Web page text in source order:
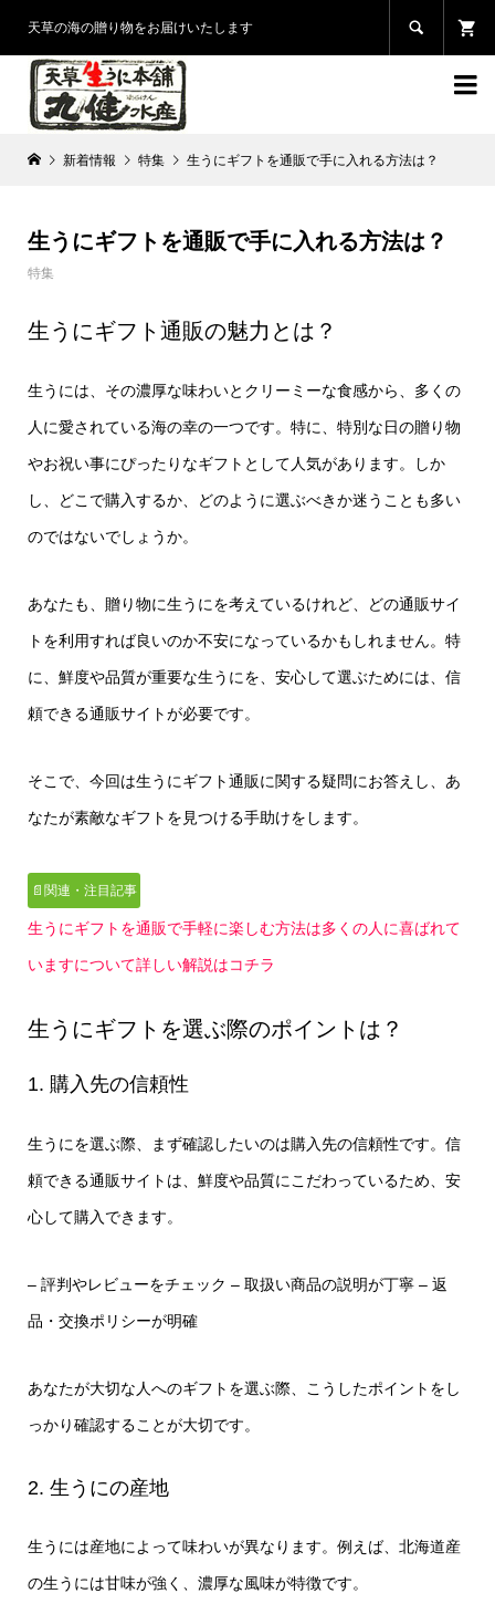
天草の海の贈り物をお届けいたします 

新着情報 特集 生うにギフトを通販で手に入れる方法は？
生うにギフトを通販で手に入れる方法は？
特集
生うにギフト通販の魅力とは？
生うには、その濃厚な味わいとクリーミーな食感から、多くの
人に愛されている海の幸の一つです。特に、特別な日の贈り物
やお祝い事にぴったりなギフトとして人気があります。しか
し、どこで購入するか、どのように選ぶべきか迷うことも多い
のではないでしょうか。
あなたも、贈り物に生うにを考えているけれど、どの通販サイ
トを利用すれば良いのか不安になっているかもしれません。特
に、鮮度や品質が重要な生うにを、安心して選ぶためには、信
頼できる通販サイトが必要です。
そこで、今回は生うにギフト通販に関する疑問にお答えし、あ
なたが素敵なギフトを見つける手助けをします。
📄関連・注目記事
生うにギフトを通販で手軽に楽しむ方法は多くの人に喜ばれて
いますについて詳しい解説はコチラ
生うにギフトを選ぶ際のポイントは？
1. 購入先の信頼性
生うにを選ぶ際、まず確認したいのは購入先の信頼性です。信
頼できる通販サイトは、鮮度や品質にこだわっているため、安
心して購入できます。
– 評判やレビューをチェック – 取扱い商品の説明が丁寧– 返
品・交換ポリシーが明確
あなたが大切な人へのギフトを選ぶ際、こうしたポイントをし
っかり確認することが大切です。
2. 生うにの産地
生うには産地によって味わいが異なります。例えば、北海道産
の生うには甘味が強く、濃厚な風味が特徴です。